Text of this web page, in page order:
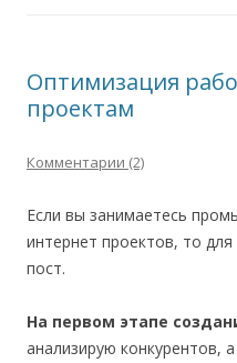
Оптимизация
проектам
Комментарии (2)
Если вы занимаетесь
интернет проектов, то
пост.
На первом этапе
анализирую конкурентов,